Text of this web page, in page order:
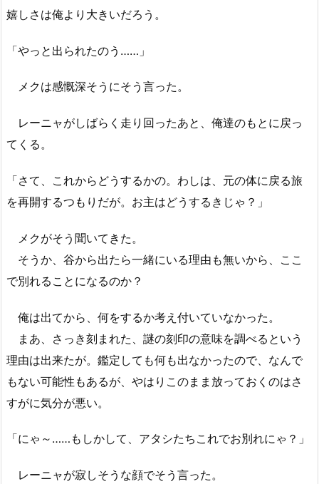
嬉しさは俺より大きいだろう。
「やっと出られたのう……」
メクは感慨深そうにそう言った。
レーニャがしばらく走り回ったあと、俺達のもとに戻っ
てくる。
「さて、これからどうするかの。わしは、元の体に戻る旅
を再開するつもりだが。お主はどうするきじゃ？」
メクがそう聞いてきた。
そうか、谷から出たら一緒にいる理由も無いから、ここ
で別れることになるのか？
俺は出てから、何をするか考え付いていなかった。
まあ、さっき刻まれた、謎の刻印の意味を調べるという
理由は出来たが。鑑定しても何も出なかったので、なんで
もない可能性もあるが、やはりこのまま放っておくのはさ
すがに気分が悪い。
「にゃ～……もしかして、アタシたちこれでお別れにゃ？」
レーニャが寂しそうな顔でそう言った。